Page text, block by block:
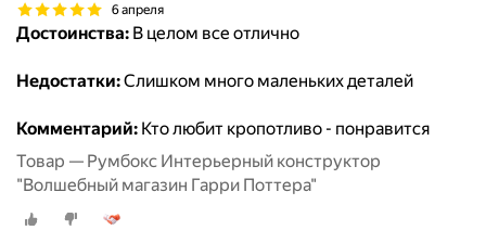
6 апреля
Достоинства: В целом все отлично
Недостатки:Слишком много маленьких деталей
Комментарий: Кто любит кропотливо - понравится
Товар — Румбокс Интерьерный конструктор
"Волшебный магазин Гарри Поттера"